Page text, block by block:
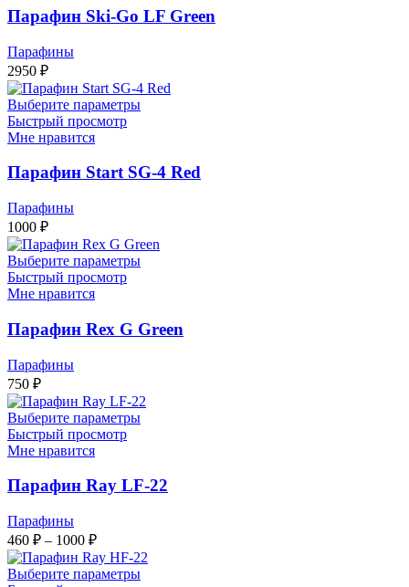
Парафин Ski-Go LF Green
Парафины
2950 ₽
Выберите параметры
Быстрый просмотр
Мне нравится
Парафин Start SG-4 Red
Парафины
1000 ₽
Выберите параметры
Быстрый просмотр
Мне нравится
Парафин Rex G Green
Парафины
750 ₽
Выберите параметры
Быстрый просмотр
Мне нравится
Парафин Ray LF-22
Парафины
460 ₽ – 1000 ₽Диапазон
цен:
460 ₽
Выберите параметры